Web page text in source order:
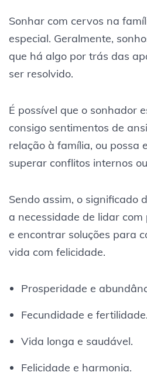
Sonhar com cervos na
especial. Geralmente,
que há algo por trás das
ser resolvido.
É possível que o sonhador
consigo sentimentos de
relação à família, ou possa
superar conflitos internos
Sendo assim, o significado
a necessidade de lidar
e encontrar soluções para
vida com felicidade.
Prosperidade e
Fecundidade e fertilidade.
Vida longa e saudável.
Felicidade e harmonia.